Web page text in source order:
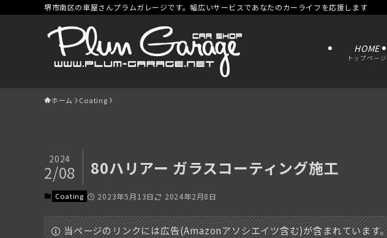
堺市南区の車屋さんプラムガレージです。幅広いサービスであなたのカーライフを応援します
HOME
トップページ
ホーム Coating
80ハリアー ガラスコーティング施工
2024
2/08
Coating 2023年5月13日 2024年2月8日
当ページのリンクには広告(Amazonアソシエイツ含む)が含まれています。